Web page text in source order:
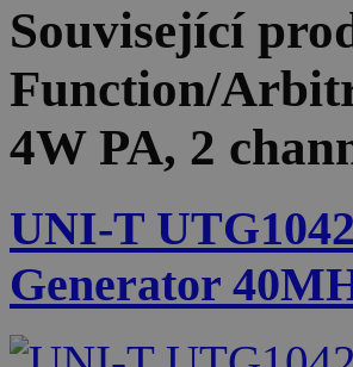
Související
Function/
4W PA, 2
UNI-T
Generator